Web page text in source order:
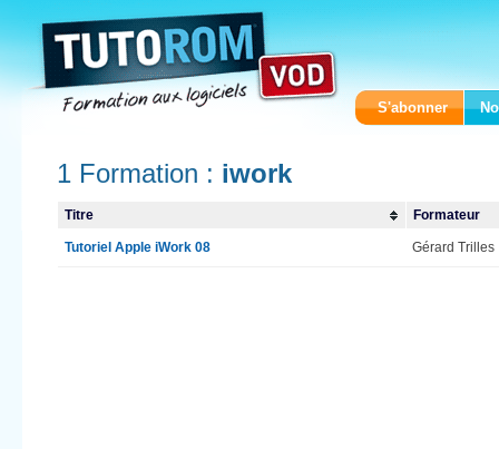
S'abonner
1 Formation : iwork
Titre Formateur
Tutoriel Apple iWork 08 Gérard Trilles